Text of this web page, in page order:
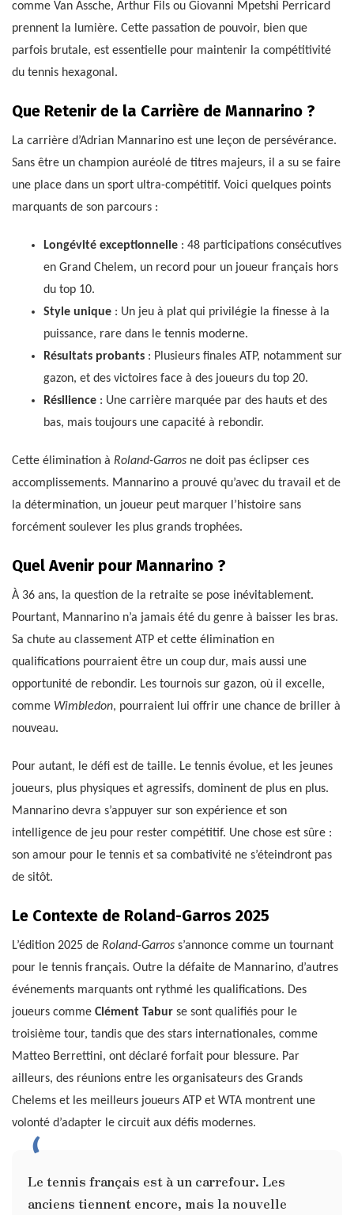
comme Van Assche, Arthur Fils ou Giovanni Mpetshi Perricard
prennent la lumière. Cette passation de pouvoir, bien que
parfois brutale, est essentielle pour maintenir la compétitivité
du tennis hexagonal.
Que Retenir de la Carrière de Mannarino ?
La carrière d’Adrian Mannarino est une leçon de persévérance.
Sans être un champion auréolé de titres majeurs, il a su se faire
une place dans un sport ultra-compétitif. Voici quelques points
marquants de son parcours :
Longévité exceptionnelle : 48 participations consécutives
en Grand Chelem, un record pour un joueur français hors
du top 10.
Style unique : Un jeu à plat qui privilégie la finesse à la
puissance, rare dans le tennis moderne.
Résultats probants : Plusieurs finales ATP, notamment sur
gazon, et des victoires face à des joueurs du top 20.
Résilience : Une carrière marquée par des hauts et des
bas, mais toujours une capacité à rebondir.
Cette élimination à Roland-Garros ne doit pas éclipser ces
accomplissements. Mannarino a prouvé qu’avec du travail et de
la détermination, un joueur peut marquer l’histoire sans
forcément soulever les plus grands trophées.
Quel Avenir pour Mannarino ?
À 36 ans, la question de la retraite se pose inévitablement.
Pourtant, Mannarino n’a jamais été du genre à baisser les bras.
Sa chute au classement ATP et cette élimination en
qualifications pourraient être un coup dur, mais aussi une
opportunité de rebondir. Les tournois sur gazon, où il excelle,
comme Wimbledon, pourraient lui offrir une chance de briller à
nouveau.
Pour autant, le défi est de taille. Le tennis évolue, et les jeunes
joueurs, plus physiques et agressifs, dominent de plus en plus.
Mannarino devra s’appuyer sur son expérience et son
intelligence de jeu pour rester compétitif. Une chose est sûre :
son amour pour le tennis et sa combativité ne s’éteindront pas
de sitôt.
Le Contexte de Roland-Garros 2025
L’édition 2025 de Roland-Garros s’annonce comme un tournant
pour le tennis français. Outre la défaite de Mannarino, d’autres
événements marquants ont rythmé les qualifications. Des
joueurs comme Clément Tabur se sont qualifiés pour le
troisième tour, tandis que des stars internationales, comme
Matteo Berrettini, ont déclaré forfait pour blessure. Par
ailleurs, des réunions entre les organisateurs des Grands
Chelems et les meilleurs joueurs ATP et WTA montrent une
volonté d’adapter le circuit aux défis modernes.
Le tennis français est à un carrefour. Les
anciens tiennent encore, mais la nouvelle